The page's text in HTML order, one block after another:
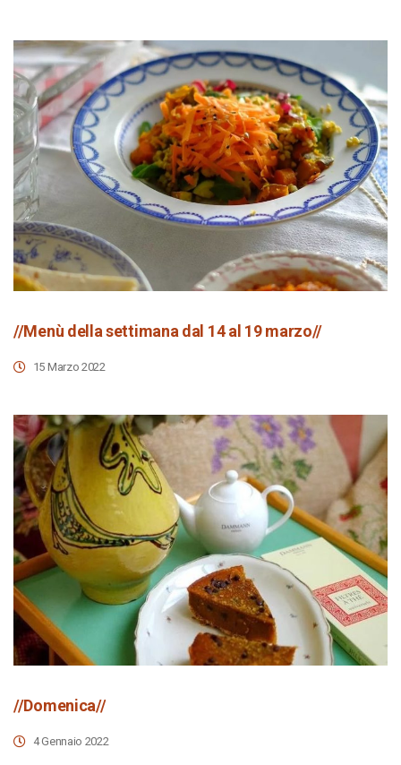
//Menù della settimana dal 14 al 19 marzo//
15 Marzo 2022
//Domenica//
4 Gennaio 2022